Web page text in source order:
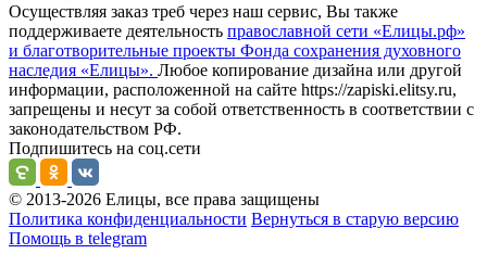
Осуществляя заказ треб через наш сервис, Вы также
поддерживаете деятельность православной сети «Елицы.рф»
и благотворительные проекты Фонда сохранения духовного
наследия «Елицы». Любое копирование дизайна или другой
информации, расположенной на сайте https://zapiski.elitsy.ru,
запрещены и несут за собой ответственность в соответствии с
законодательством РФ.
Подпишитесь на соц.сети
© 2013-2026 Елицы, все права защищены
Политика конфиденциальности Вернуться в старую версию
Помощь в telegram